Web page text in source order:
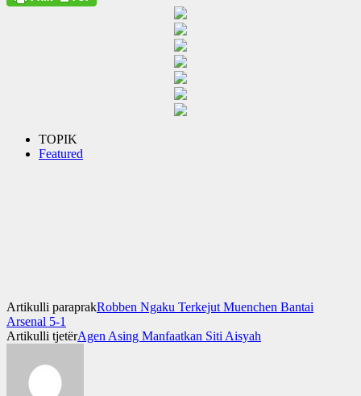
TOPIK
Featured
Artikulli paraprakRobben Ngaku Terkejut Muenchen Bantai
Arsenal 5-1
Artikulli tjetërAgen Asing Manfaatkan Siti Aisyah